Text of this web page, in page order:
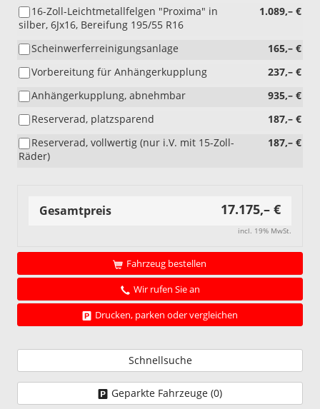
1.089,– €
16-Zoll-Leichtmetallfelgen "Proxima" in
silber, 6Jx16, Bereifung 195/55 R16
165,– €
Scheinwerferreinigungsanlage
237,– €
Vorbereitung für Anhängerkupplung
935,– €
Anhängerkupplung, abnehmbar
187,– €
Reserverad, platzsparend
187,– €
Reserverad, vollwertig (nur i.V. mit 15-Zoll-
Räder)
Gesamtpreis 17.175,– €
incl. 19% MwSt.
Fahrzeug bestellen
Wir rufen Sie an
Drucken, parken oder vergleichen
Schnellsuche
Geparkte Fahrzeuge (0)